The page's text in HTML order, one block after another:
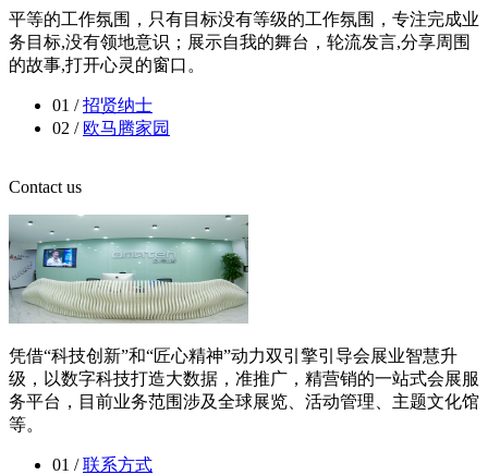
平等的工作氛围，只有目标没有等级的工作氛围，专注完成业
务目标,没有领地意识；展示自我的舞台，轮流发言,分享周围
的故事,打开心灵的窗口。
01 /招贤纳士
02 / 欧马腾家园
Contact us
凭借“科技创新”和“匠心精神”动力双引擎引导会展业智慧升
级，以数字科技打造大数据，准推广，精营销的一站式会展服
务平台，目前业务范围涉及全球展览、活动管理、主题文化馆
等。
01 /联系方式